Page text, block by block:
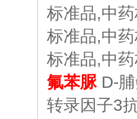
标准品,中
标准品,中
标准品,中
氟苯脲 D-
转录因子3